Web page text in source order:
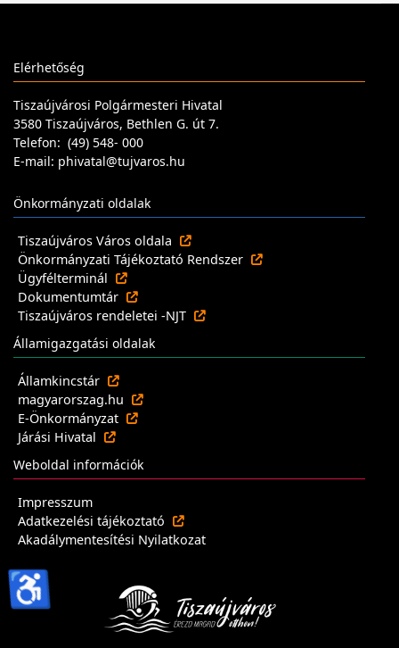
Elérhetőség
Tiszaújvárosi Polgármesteri Hivatal
3580 Tiszaújváros, Bethlen G. út 7.
Telefon: (49) 548- 000
E-mail: phivatal@tujvaros.hu
Önkormányzati oldalak
Tiszaújváros Város oldala
Önkormányzati Tájékoztató Rendszer
Ügyfélterminál
Dokumentumtár
Tiszaújváros rendeletei -NJT
Államigazgatási oldalak
Államkincstár
magyarorszag.hu
E-Önkormányzat
Járási Hivatal
Weboldal információk
Impresszum
Adatkezelési tájékoztató
Akadálymentesítési Nyilatkozat